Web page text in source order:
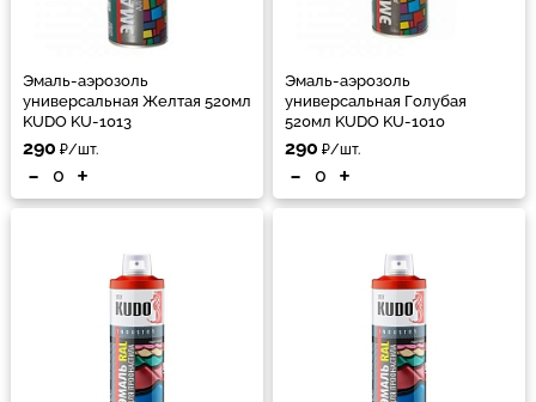
Эмаль-аэрозоль
универсальная Желтая 520мл
KUDO KU-1013
290 ₽/шт.
- +
Эмаль-аэрозоль
универсальная Голубая
520мл KUDO KU-1010
290 ₽/шт.
- +